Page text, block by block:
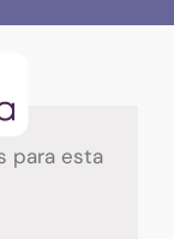
para esta